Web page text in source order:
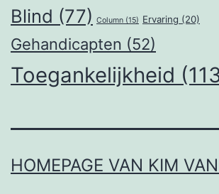
Blind (77) Column (15) Ervaring (20)
Gehandicapten (52)
Toegankelijkheid
HOMEPAGE VAN KIM